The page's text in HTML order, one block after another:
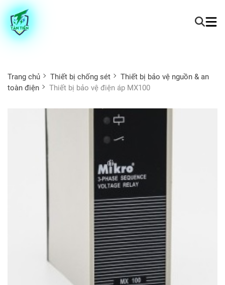
Trang chủ Thiết bị chống sét
Thiết bị bảo vệ nguồn & an
toàn điện
Thiết bị bảo vệ điện áp MX100